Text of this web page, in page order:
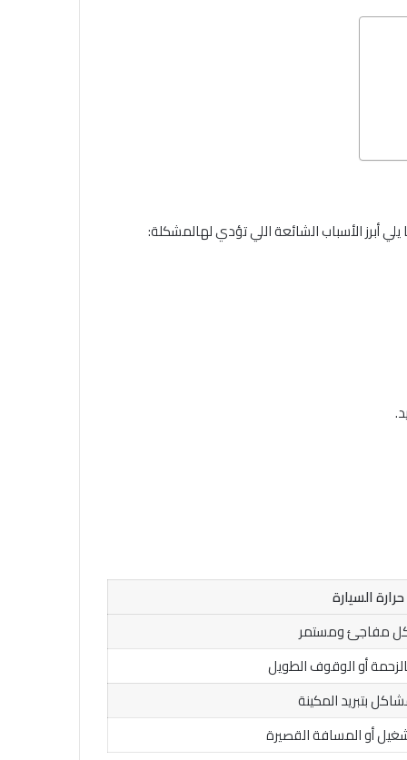
أبرز الأسباب الشائعة اللي تؤدي لهالمشكلة:
السيارة
مفاجئ ومستمر
أو الوقوف الطويل
بتبريد المكينة
أو المسافة القصيرة